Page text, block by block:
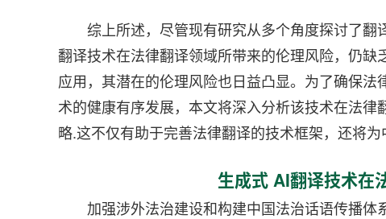
综上所述，尽管现有研究从多个角度探讨了
翻译技术在法律翻译领域所带来的伦理风险，仍
应用，其潜在的伦理风险也日益凸显。为了确保
术的健康有序发展，本文将深入分析该技术在法
略.这不仅有助于完善法律翻译的技术框架，还将
生成式 AI翻译技术在
加强涉外法治建设和构建中国法治话语传播